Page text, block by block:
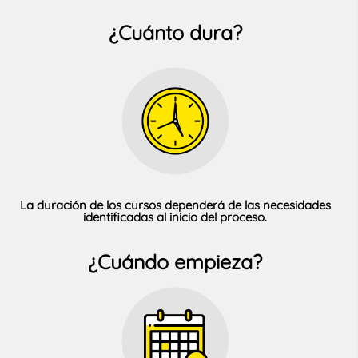
¿Cuánto dura?
La duración de los cursos dependerá de las necesidades
identificadas al inicio del proceso.
¿Cuándo empieza?